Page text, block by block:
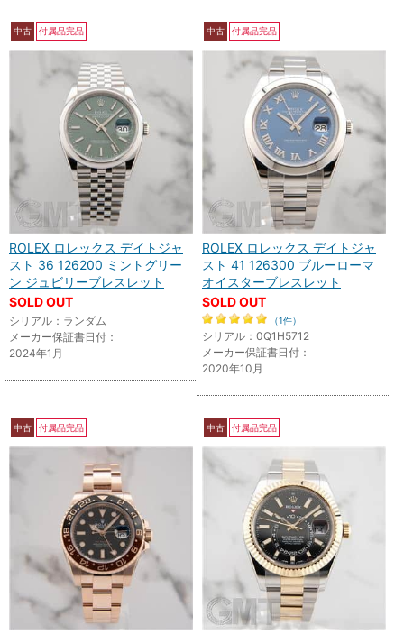
中古 付属品完品
ROLEX ロレックス デイトジャ
スト 36 126200 ミントグリー
ン ジュビリーブレスレット
SOLD OUT
シリアル：ランダム
メーカー保証書日付：
2024年1月
中古 付属品完品
ROLEX ロレックス デイトジャ
スト 41 126300 ブルーローマ
オイスターブレスレット
SOLD OUT
（1件）
シリアル：0Q1H5712
メーカー保証書日付：
2020年10月
中古 付属品完品 中古 付属品完品